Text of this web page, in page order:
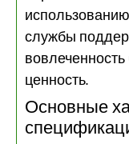
службы
ценность.
Основные